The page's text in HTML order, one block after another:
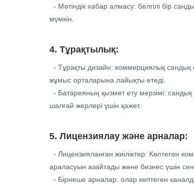
- Мәтіндік хабар алмасу: белгілі бір
мүмкін.
4. Тұрақтылық:
- Тұрақты дизайн: коммерциялық
жұмыс орталарына лайықты етеді.
- Батареяның қызмет ету мерзімі:
шалғай жерлері үшін қажет.
5. Лицензиялау және арналар:
- Лицензияланған жиіліктер: Көптеген
араласуын азайтады және бизнес үшін
- Бірнеше арналар: олар көптеген